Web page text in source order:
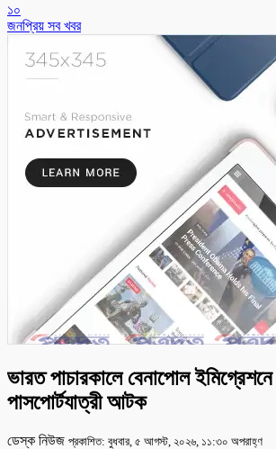
১০
জনপ্রিয় সব খবর
ভারত পাচারকালে বেনাপোল ইমিগ্রেশনে
পাসপোর্টযাত্রী আটক
ডেস্ক নিউজ প্রকাশিত: বুধবার, ৫ আগস্ট, ২০২৬, ১১:৩০ অপরাহ্ণ